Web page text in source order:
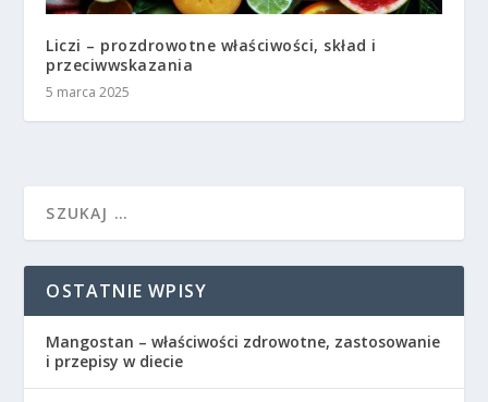
Liczi – prozdrowotne właściwości, skład i
przeciwwskazania
5 marca 2025
OSTATNIE WPISY
Mangostan – właściwości zdrowotne, zastosowanie
i przepisy w diecie